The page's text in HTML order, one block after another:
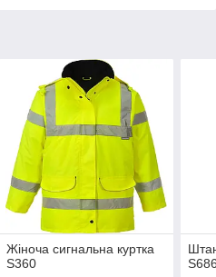
Жіноча сигнальна куртка
S360